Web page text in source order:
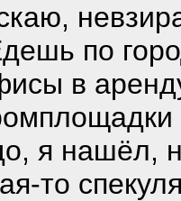
по
в
я нашёл,
то